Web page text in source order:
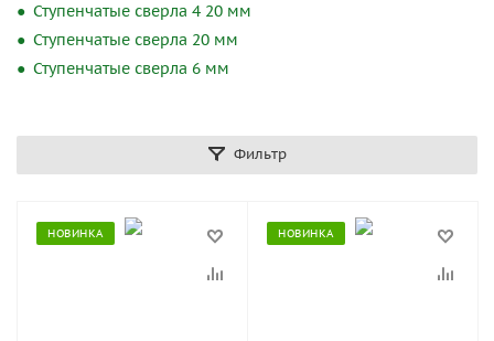
Ступенчатые сверла 4 20 мм
Ступенчатые сверла 20 мм
Ступенчатые сверла 6 мм
Фильтр
НОВИНКА НОВИНКА